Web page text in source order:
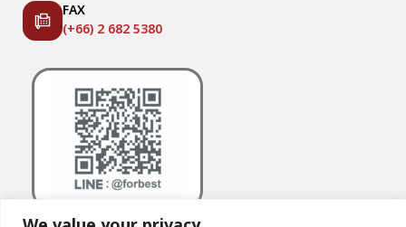
FAX
(+66) 2 682 5380